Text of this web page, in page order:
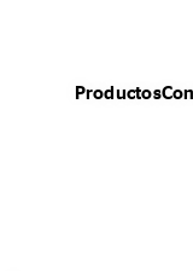
Productos